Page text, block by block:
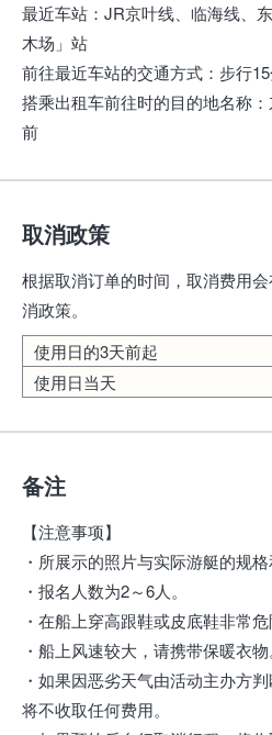
最近车站 ： JR京叶线、临海线、
木场」站
前往最近车站的交通方式 ： 步行
搭乘出租车前往时的目的地名称 ：
前
取消政策
根据取消订单的时间，取消费用
消政策。
使用日的3天前起
使用日当天
备注
【注意事项】
・所展示的照片与实际游艇的规
・报名人数为2～6人。
・在船上穿高跟鞋或皮底鞋非常
・船上风速较大，请携带保暖衣物
・如果因恶劣天气由活动主办方
将不收取任何费用。